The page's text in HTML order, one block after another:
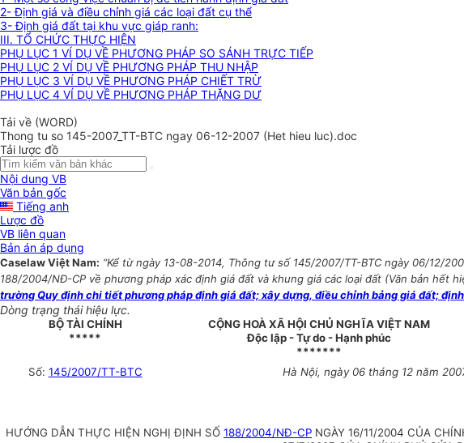
2- Định giá và điều chỉnh giá các loại đất cụ thể
3- Định giá đất tại khu vực giáp ranh:
III. TỔ CHỨC THỰC HIỆN
PHỤ LỤC 1 VÍ DỤ VỀ PHƯƠNG PHÁP SO SÁNH TRỰC TIẾP
PHỤ LỤC 2 VÍ DỤ VỀ PHƯƠNG PHÁP THU NHẬP
PHỤ LỤC 3 VÍ DỤ VỀ PHƯƠNG PHÁP CHIẾT TRỪ
PHỤ LỤC 4 VÍ DỤ VỀ PHƯƠNG PHÁP THẶNG DƯ
Tải về (WORD)
Thong tu so 145-2007_TT-BTC ngay 06-12-2007 (Het hieu luc).doc
Tải lược đồ
Nội dung VB
Văn bản gốc
Tiếng anh
Lược đồ
VB liên quan
Bản án áp dụng
Caselaw Việt Nam: “Kể từ ngày 13-08-2014, Thông tư số 145/2007/TT-BTC ngày 06/12/
188/2004/NĐ-CP về phương pháp xác định giá đất và khung giá các loại đất (Văn bản hết
trường Quy định chi tiết phương pháp định giá đất; xây dựng, điều chỉnh bảng giá đất;
Dòng trạng thái hiệu lực.
BỘ TÀI CHÍNH
*****
CỘNG HOÀ XÃ HỘI CHỦ NGHĨA VIỆT NAM
Độc lập - Tự do - Hạnh phúc
*******
Số: 145/2007/TT-BTC Hà Nội, ngày 06 tháng 12 năm
HƯỚNG DẪN THỰC HIỆN NGHỊ ĐỊNH SỐ 188/2004/NĐ-CP NGÀY 16/11/2004 CỦA